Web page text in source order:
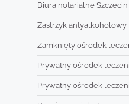
Biura notarialne Szczecin
Zastrzyk antyalkoholowy
Zamknięty ośrodek
Prywatny ośrodek
Prywatny ośrodek